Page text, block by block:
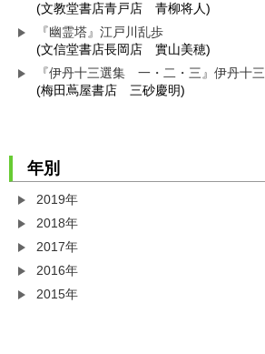
(文教堂書店青戸店 青柳将人)
『幽霊塔』江戸川乱歩
(文信堂書店長岡店 實山美穂)
『伊丹十三選集 一・二・三』伊丹十三
(梅田蔦屋書店 三砂慶明)
年別
2019年
2018年
2017年
2016年
2015年